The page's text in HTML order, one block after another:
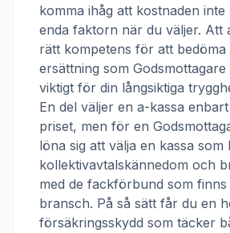
komma ihåg att kostnaden
enda faktorn när du väljer. Att
rätt kompetens för att bedöma
ersättning som Godsmottagare
viktigt för din långsiktiga
En del väljer en a-kassa
priset, men för en
löna sig att välja en kassa som
kollektivavtalskännedom och
med de fackförbund som finns
bransch. På så sätt får du en
försäkringsskydd som täcker